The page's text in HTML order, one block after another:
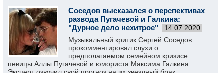
Соседов высказался о перспективах
развода Пугачевой и Галкина:
"Дурное дело нехитрое"
14.07.2020
Музыкальный критик Сергей Соседов
прокомментировал слухи о
предполагаемом семейном кризисе
певицы Аллы Пугачевой и юмориста Максима Галкина.